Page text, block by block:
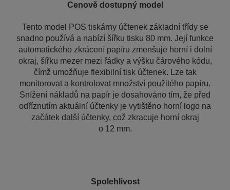
Cenově dostupný model
Tento model POS tiskárny účtenek základní třídy se
snadno používá a nabízí šířku tisku 80 mm. Její funkce
automatického zkrácení papíru zmenšuje horní i dolní
okraj, šířku mezer mezi řádky a výšku čárového kódu,
čímž umožňuje flexibilní tisk účtenek. Lze tak
monitorovat a kontrolovat množství použitého papíru.
Snížení nákladů na papír je dosahováno tím, že před
odříznutím aktuální účtenky je vytištěno horní logo na
začátek další účtenky, což zkracuje horní okraj
o 12 mm.
Spolehlivost